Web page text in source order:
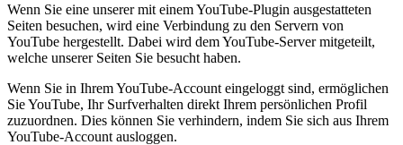
Wenn Sie eine unserer mit einem YouTube-Plugin ausgestatteten
Seiten besuchen, wird eine Verbindung zu den Servern von
YouTube hergestellt. Dabei wird dem YouTube-Server mitgeteilt,
welche unserer Seiten Sie besucht haben.
Wenn Sie in Ihrem YouTube-Account eingeloggt sind, ermöglichen
Sie YouTube, Ihr Surfverhalten direkt Ihrem persönlichen Profil
zuzuordnen. Dies können Sie verhindern, indem Sie sich aus Ihrem
YouTube-Account ausloggen.